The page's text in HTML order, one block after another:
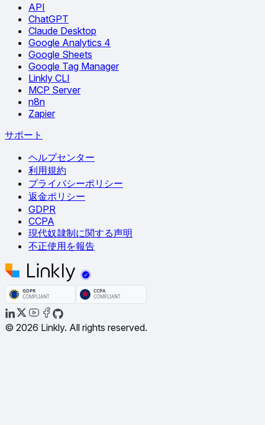
API
ChatGPT
Claude Desktop
Google Analytics 4
Google Sheets
Google Tag Manager
Linkly CLI
MCP Server
n8n
Zapier
サポート
ヘルプセンター
利用規約
プライバシーポリシー
返金ポリシー
GDPR
CCPA
現代奴隷制に関する声明
不正使用を報告
© 2026 Linkly. All rights reserved.